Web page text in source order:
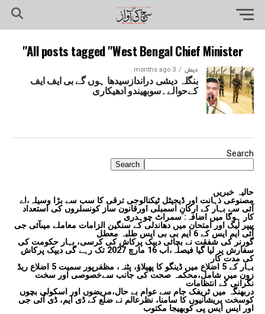
All posts tagged "West Bengal Chief Minister"
دیش 3 months ago
بنگلہ دیشی دراندازسیدھا ہوں گے بی ایف ایف
کےحوالے۔سوبھیندو ادھیکاری
Search
Search
حالیہ خبریں
مصنوعی ذہانت اور ڈیجیٹل ٹیکنالوجی ترقی کا سب سے بڑا وسیلہ،اے
آئی سے بہار کے ارکانِ اسمبلی اورقانون ساز کونسلروں کی استعداد
کار ہوگا میں اضافہ: سمراٹ چوہدری
پیپر لیک اور امتحان میں دھاندلی کے سنگین الزامات معاملے میںآئی جی
آئی ایم ایس کے 6 ایم بی بی ایس طلبہ معطل
گورنر کی شفقت نے بچائی دیپک پرکاش کی کرسی، بہار حکومت کی
سفارش پر لیا گیا فیصلہ،اب 16 مارچ 2027 تک رہے گی دیپک پرکاش
کی مدت کار
بہار کے 5 اضلاع میں ڈینگو کا پھیلاؤ، پٹنہ، مظفرپور سمیت 5 اضلاع ریڈ
زون میں شامل،محکمہ صحت کی جانب سےخصوصی اور سخت
نگرانی کے انتظامات
دربھنگہ میں ٹریفک جام سے عوام بے حال،مریضوں اور اسکولی بچوں
کوسخت پریشانیوں کا سامنا، نظرعالم نے ضلع کے ڈی ایم، ڈی آئی جی
اور ایس ایس پی کوبھیجا مکتوب